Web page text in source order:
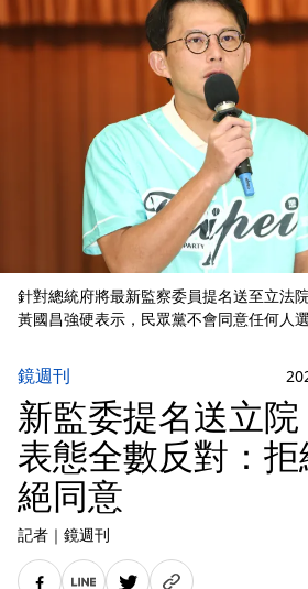
針對總統府將最新監察委員提名送至立法
黃國昌強硬表示，民眾黨不會同意任何人
鏡週刊
新監委提名送立
表態全數反對：
絕同意
記者 ｜ 鏡週刊